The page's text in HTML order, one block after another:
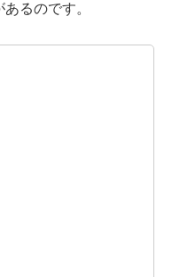
るのです。